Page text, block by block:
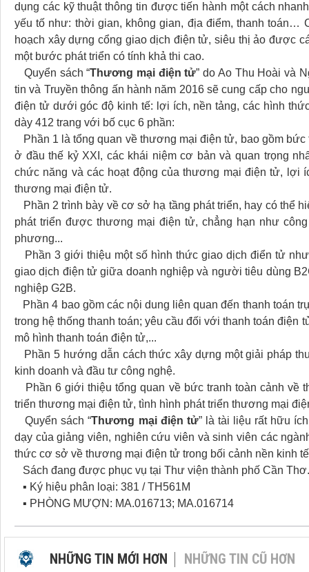
dụng các kỹ thuật thông tin được tiến hành một cách
yếu tố như: thời gian, không gian, địa điểm, thanh toán…
hoạch xây dựng cổng giao dịch điện tử, siêu thị ảo được
một bước phát triển có tính khả thi cao.
Quyển sách “Thương mại điện tử” do Ao Thu Hoài và
tin và Truyền thông ấn hành năm 2016 sẽ cung cấp cho
điện tử dưới góc độ kinh tế: lợi ích, nền tảng, các hình
dày 412 trang với bố cục 6 phần:
Phần 1 là tổng quan về thương mại điện tử, bao gồm
ở đầu thế kỷ XXI, các khái niệm cơ bản và quan trọng
chức năng và các hoạt động của thương mại điện tử, lợi
thương mại điện tử.
Phần 2 trình bày về cơ sở hạ tầng phát triển, hay có thể
phát triển được thương mại điện tử, chẳng hạn như
phương...
Phần 3 giới thiệu một số hình thức giao dịch điển tử
giao dịch điện tử giữa doanh nghiệp và người tiêu dùng
nghiệp G2B.
Phần 4 bao gồm các nội dung liên quan đến thanh toán
trong hệ thống thanh toán; yêu cầu đối với thanh toán điện
mô hình thanh toán điện tử,...
Phần 5 hướng dẫn cách thức xây dựng một giải pháp
kinh doanh và đầu tư công nghệ.
Phần 6 giới thiệu tổng quan về bức tranh toàn cảnh về
triển thương mại điện tử, tình hình phát triển thương mại
Quyển sách “Thương mại điện tử” là tài liệu rất hữu
dạy của giảng viên, nghiên cứu viên và sinh viên các
thức cơ sở về thương mại điện tử trong bối cảnh nền kinh
Sách đang được phục vụ tại Thư viện thành phố Cần
▪ Ký hiệu phân loại: 381 / TH561M
▪ PHÒNG MƯỢN: MA.016713; MA.016714
NHỮNG TIN MỚI HƠN NHỮNG TIN CŨ HƠN